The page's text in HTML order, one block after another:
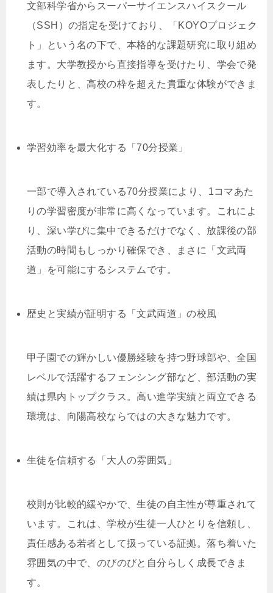
文部科学省からスーパーサイエンスハイスクール
（SSH）の指定を受けており、「KOYOプロジェク
ト」という名の下で、本格的な課題研究に取り組め
ます。大学教授から直接指導を受けたり、学会で発
表したりと、高校の枠を超えた貴重な体験ができま
す。
学習効率を最大化する「70分授業」
一部で導入されている70分授業により、1コマあた
りの学習密度が非常に高くなっています。これによ
り、深い学びに集中できるだけでなく、放課後の部
活動の時間もしっかり確保でき、まさに「文武両
道」を可能にするシステムです。
歴史と実績が証明する「文武両道」の校風
甲子園での輝かしい優勝経験を持つ野球部や、全国
レベルで活躍するフェンシング部など、部活動の実
績は県内トップクラス。高い進学実績と両立できる
環境は、向陽高校ならではの大きな魅力です。
生徒を信頼する「大人の雰囲気」
校則が比較的緩やかで、生徒の自主性が尊重されて
います。これは、学校が生徒一人ひとりを信頼し、
責任感ある若者として扱っている証拠。落ち着いた
雰囲気の中で、のびのびと自分らしく成長できま
す。